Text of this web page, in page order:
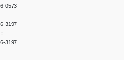
0573
3197
3197